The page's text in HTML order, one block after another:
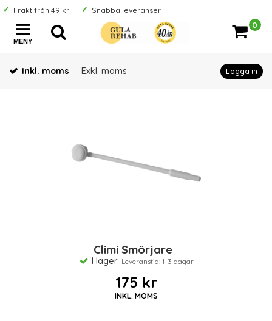
Frakt från 49 kr Snabba leveranser
MENY
0
Inkl. moms Exkl. moms Logga in
Climi Smörjare
I lager Leveranstid: 1-3 dagar
175 kr
INKL. MOMS